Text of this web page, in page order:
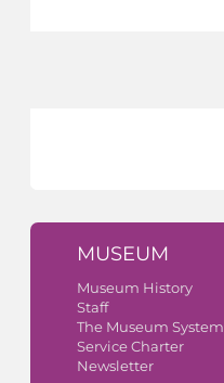
MUSEUM
Museum History
Staff
The Museum System
Service Charter
Newsletter